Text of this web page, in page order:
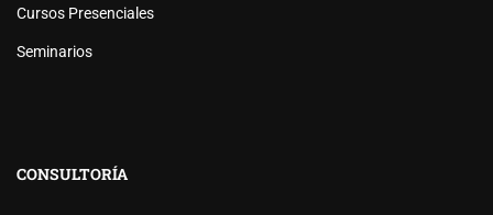
Cursos Presenciales
Seminarios
CONSULTORÍA